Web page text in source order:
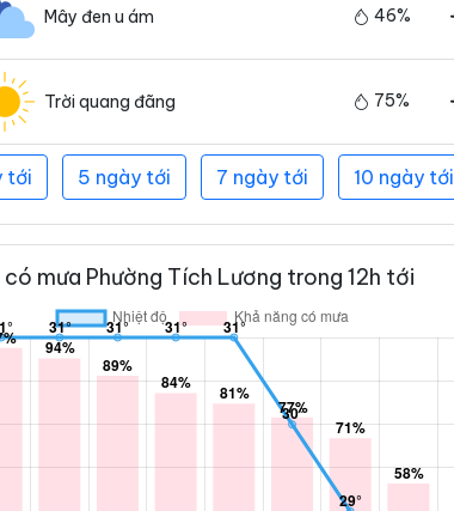
Mây đen u ám 46%
Trời quang đãng 75%
tới 5 ngày tới 7 ngày tới 10 ngày tới
mưa Phường Tích Lương trong 12h tới